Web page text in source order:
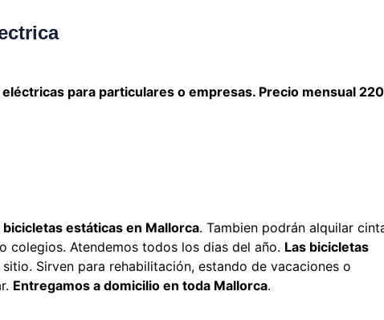
para particulares o empresas. Precio mensual
estáticas en Mallorca. Tambien podrán alquilar
colegios. Atendemos todos los dias del año. Las bicicletas
Sirven para rehabilitación, estando de vacaciones o
Entregamos a domicilio en toda Mallorca.